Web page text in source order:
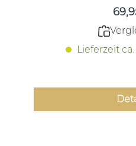
Lieferzeit